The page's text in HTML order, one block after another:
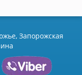
Запорожская